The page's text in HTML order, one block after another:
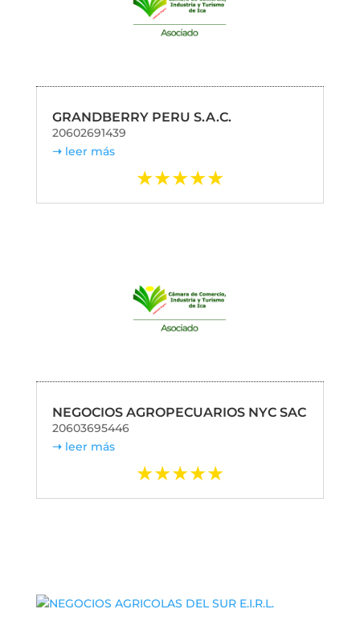
GRANDBERRY PERU S.A.C.
20602691439
leer más
NEGOCIOS AGROPECUARIOS NYC SAC
20603695446
leer más